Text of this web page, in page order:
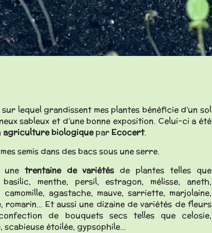
lequel grandissent mes plantes bénéficie d’un sol
sableux et d’une bonne exposition. Celui-ci a été
agriculture biologiquepar Ecocert.
semis dans des bacs sous une serre.
une trentaine de variétés de plantes telles que
basilic, menthe, persil, estragon, mélisse, aneth,
camomille, agastache, mauve, sarriette, marjolaine,
romarin… Et aussi une dizaine de variétés de fleurs
de bouquets secs telles que celosie,
scabieuse étoilée, gypsophile…